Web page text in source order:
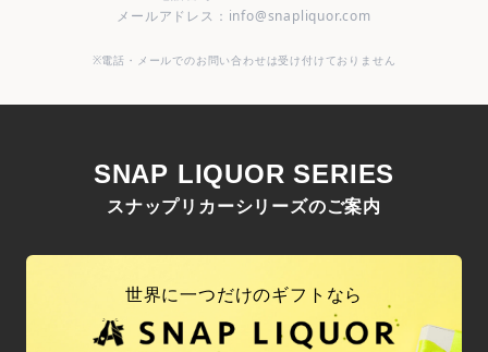
メールアドレス：info@snapliquor.com
※電話・メールでのお問い合わせは受け付けておりません
SNAP LIQUOR SERIES
スナップリカーシリーズのご案内
世界に一つだけのギフトなら